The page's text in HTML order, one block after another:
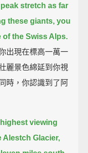
stretch as far
these giants, you
the Swiss Alps.
出現在標高一萬一
麗景色綿延到你視
時，你認識到了阿
viewing
Alestch Glacier,